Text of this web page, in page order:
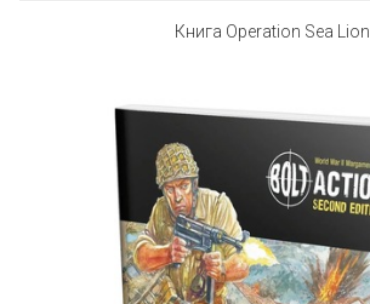
Книга Operation Sea Lion